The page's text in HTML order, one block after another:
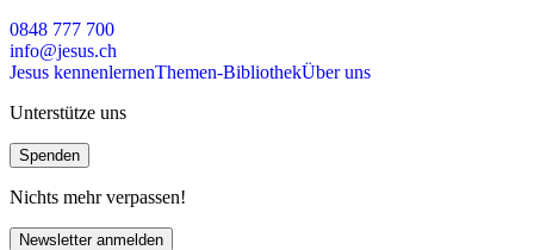
0848 777 700
info@jesus.ch
Jesus kennenlernenThemen-BibliothekÜber uns
Unterstütze uns
Spenden
Nichts mehr verpassen!
Newsletter anmelden